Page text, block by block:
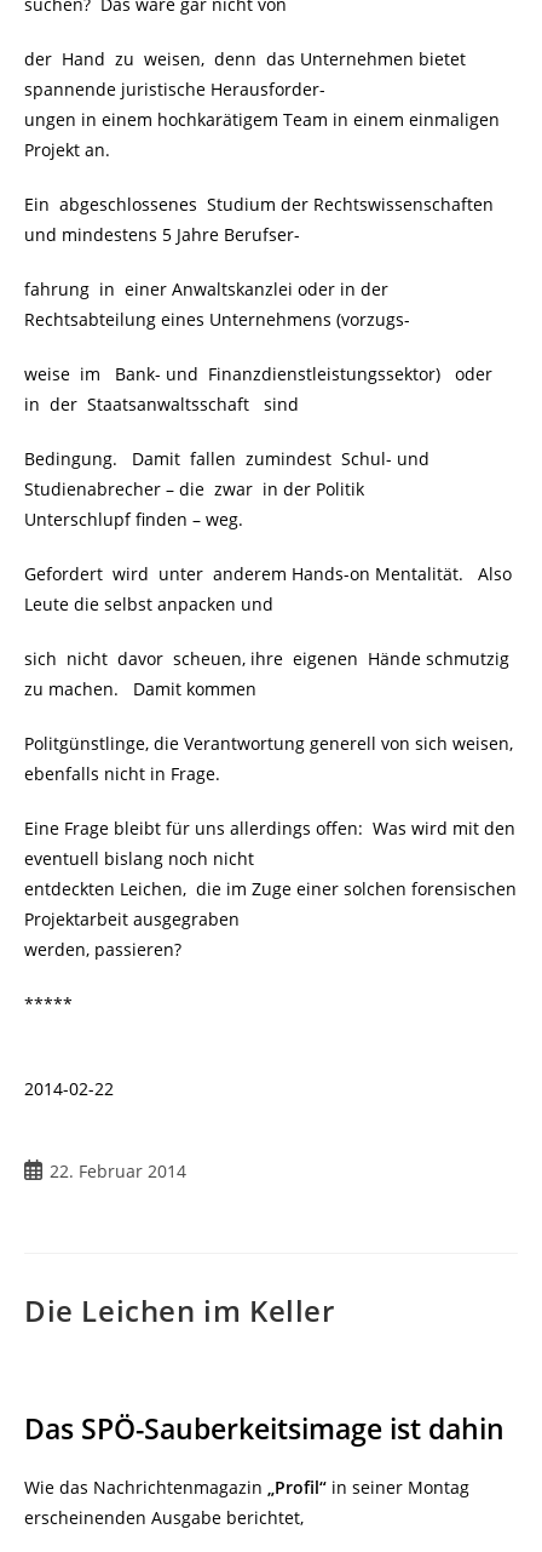
der Hand zu weisen, denn das Unternehmen bietet
spannende juristische Herausforder-
ungen in einem hochkarätigem Team in einem einmaligen
Projekt an.
Ein abgeschlossenes Studium der Rechtswissenschaften
und mindestens 5 Jahre Berufser-
fahrung in einer Anwaltskanzlei oder in der
Rechtsabteilung eines Unternehmens (vorzugs-
weise im Bank- und Finanzdienstleistungssektor) oder
in der Staatsanwaltsschaft sind
Bedingung. Damit fallen zumindest Schul- und
Studienabrecher – die zwar in der Politik
Unterschlupf finden – weg.
Gefordert wird unter anderem Hands-on Mentalität. Also
Leute die selbst anpacken und
sich nicht davor scheuen, ihre eigenen Hände schmutzig
zu machen. Damit kommen
Politgünstlinge, die Verantwortung generell von sich weisen,
ebenfalls nicht in Frage.
Eine Frage bleibt für uns allerdings offen: Was wird mit den
eventuell bislang noch nicht
entdeckten Leichen, die im Zuge einer solchen forensischen
Projektarbeit ausgegraben
werden, passieren?
*****
2014-02-22
Beitrag
22. Februar 2014
Die Leichen im Keller
Das SPÖ-Sauberkeitsimage ist dahin
Wie das Nachrichtenmagazin „Profil“ in seiner Montag
erscheinenden Ausgabe berichtet,